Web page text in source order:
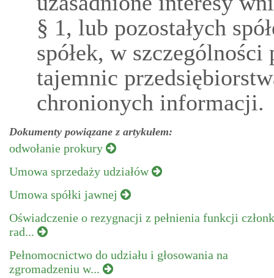
§ 1, lub pozostałych
spółek, w
tajemnic
chronionych informacji.
Dokumenty powiązane z artykułem:
odwołanie prokury
Umowa sprzedaży udziałów
Umowa spółki jawnej
Oświadczenie o rezygnacji z pełnienia funkcji
rad...
Pełnomocnictwo do udziału i głosowania na
zgromadzeniu w...